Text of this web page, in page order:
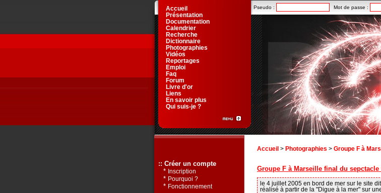
Accueil > Photographies > Groupe F à
Groupe F à Marseille final du sepctacle
le 4 juillet 2005 en bord de mer sur le site
réalisé à partir de la "Digue à la mer" sur
Pseudo : Mot de passe :
Accueil
Présentation
Documentation
Calendrier
Recherche
Dictionnaire
Photographies
Vidéos
Reportages
Emploi
Faq
Forum
Livre d'or
Liens
En savoir plus
Qui suis-je ?
:: Créer un compte
* Inscription
* Pourquoi ?
* Fonctionnement